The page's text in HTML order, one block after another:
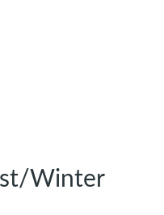
Winter